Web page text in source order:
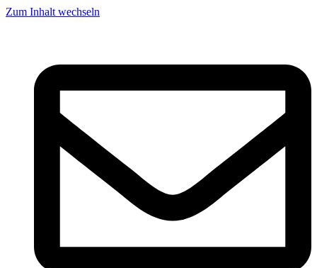
Zum Inhalt wechseln